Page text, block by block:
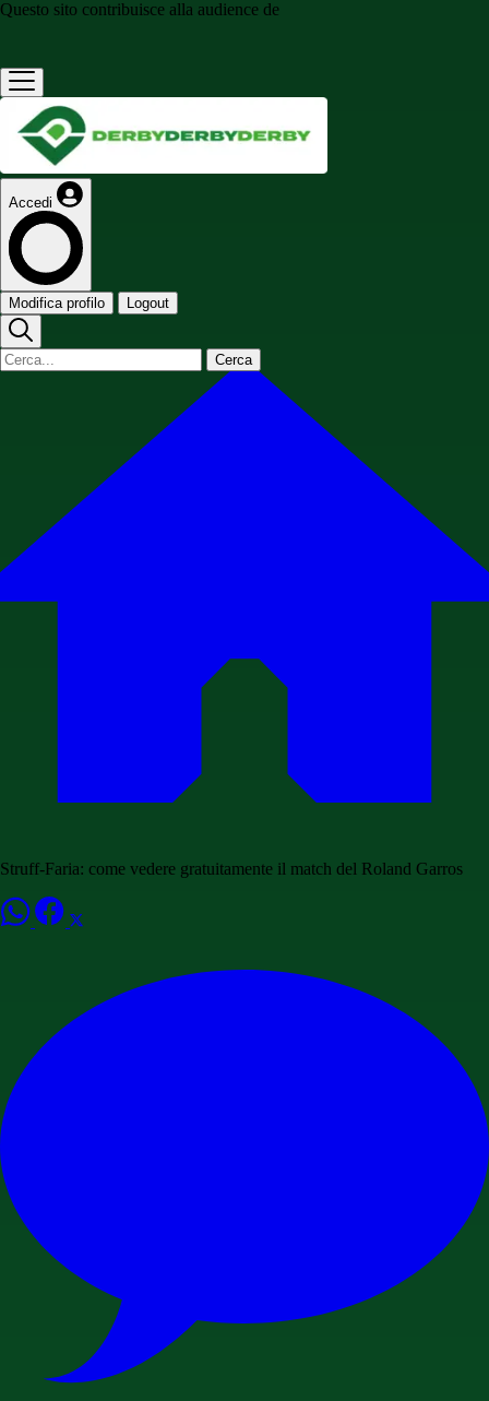
Questo sito contribuisce alla audience de
Accedi
Modifica profilo Logout
Cerca
Struff-Faria: come vedere gratuitamente il match del Roland Garros